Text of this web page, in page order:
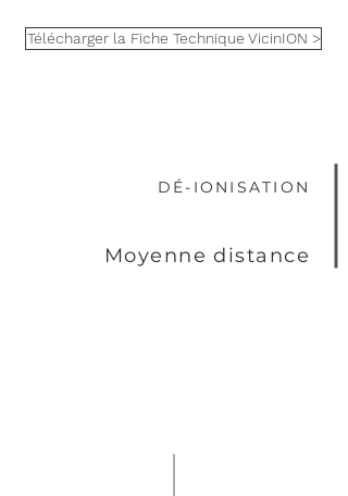
Télécharger la Fiche Technique VicinION >
DÉ-IONISATION
Moyenne distance